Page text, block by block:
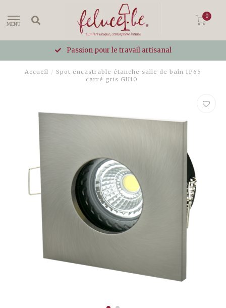
MENU
0
Passion pour le travail artisanal
Accueil / Spot encastrable étanche salle de bain IP65
carré gris GU10